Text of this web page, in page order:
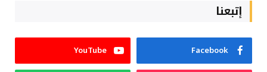
إتبعنا
Facebook
YouTube